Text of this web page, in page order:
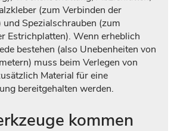
(zum Verbinden der
und Spezialschrauben (zum
Estrichplatten). Wenn erheblich
bestehen (also Unebenheiten von
muss beim Verlegen von
Material für eine
bereitgehalten werden.
kommen